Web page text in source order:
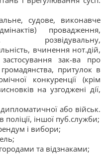
судове, виконавче
провадження,
розвідувальну,
вчинення нот.дій,
зак-ва про
притулок в
конкуренції (крім
на узгоджені дії,
або військ.
іншої пуб.служби;
і вибори;
та відзнаками;